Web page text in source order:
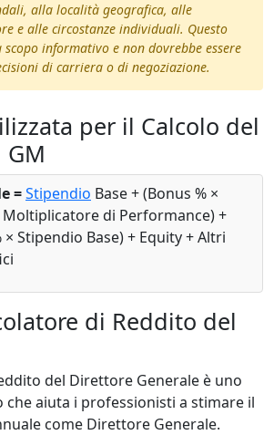
alla località geografica, alle
e alle circostanze individuali. Questo
informativo e non dovrebbe essere
di carriera o di negoziazione.
per il Calcolo del
=Stipendio Base + (Bonus % ×
Moltiplicatore di Performance) +
Stipendio Base) + Equity + Altri
di Reddito del
del Direttore Generale è uno
aiuta i professionisti a stimare il
come Direttore Generale.